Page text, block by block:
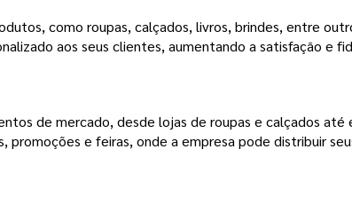
como roupas, calçados, livros, brindes, entre
aos seus clientes, aumentando a satisfação e
de mercado, desde lojas de roupas e calçados
e feiras, onde a empresa pode distribuir